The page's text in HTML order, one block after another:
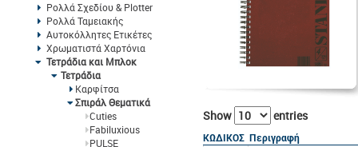
Ρολλά Σχεδίου & Plotter
Ρολλά Ταμειακής
Αυτοκόλλητες Ετικέτες
Χρωματιστά Χαρτόνια
Τετράδια και Μπλοκ
Τετράδια
Καρφίτσα
Σπιράλ Θεματικά
Cuties
Fabiluxious
PULSE
Show entries
ΚΩΔΙΚΟΣ Περιγραφή